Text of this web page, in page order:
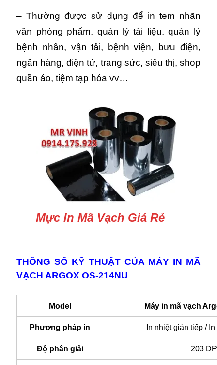
– Thường được sử dụng để in tem nhãn
văn phòng phẩm, quản lý tài liệu, quản lý
bệnh nhân, vận tải, bệnh viện, bưu điện,
ngân hàng, điện tử, trang sức, siêu thị, shop
quần áo, tiệm tạp hóa vv…
Mực In Mã Vạch Giá Rẻ
THÔNG SỐ KỸ THUẬT CỦA MÁY IN MÃ
VẠCH ARGOX OS-214NU
Model Máy in mã vạch
Phương pháp in In nhiệt gián tiếp /
Độ phân giải 203